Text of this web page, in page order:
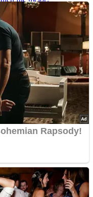
a una mujer real
a sus seguidoras
militar y se prepara para